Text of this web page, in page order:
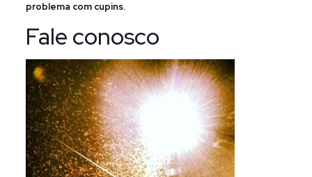
problema com cupins.
Fale conosco